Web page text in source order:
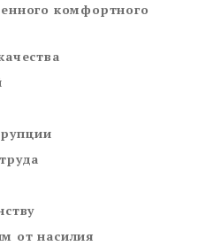
комфортного
от насилия